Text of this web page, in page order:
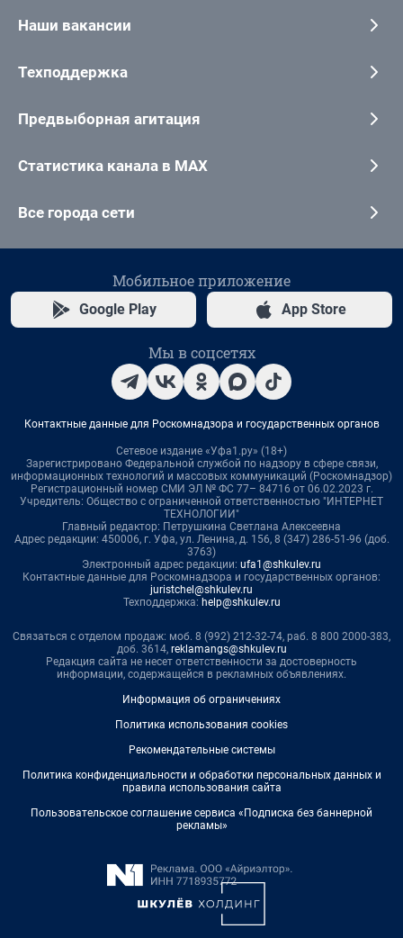
Наши вакансии
Техподдержка
Предвыборная агитация
Статистика канала в MAX
Все города сети
Мобильное приложение
Google Play App Store
Мы в соцсетях
Контактные данные для Роскомнадзора и государственных органов
Сетевое издание «Уфа1.ру» (18+)
Зарегистрировано Федеральной службой по надзору в сфере связи,
информационных технологий и массовых коммуникаций (Роскомнадзор)
Регистрационный номер СМИ ЭЛ № ФС 77– 84716 от 06.02.2023 г.
Учредитель: Общество с ограниченной ответственностью "ИНТЕРНЕТ
ТЕХНОЛОГИИ"
Главный редактор: Петрушкина Светлана Алексеевна
Адрес редакции: 450006, г. Уфа, ул. Ленина, д. 156, 8 (347) 286-51-96 (доб.
3763)
Электронный адрес редакции: ufa1@shkulev.ru
Контактные данные для Роскомнадзора и государственных органов:
juristchel@shkulev.ru
Техподдержка: help@shkulev.ru
Связаться с отделом продаж: моб. 8 (992) 212-32-74, раб. 8 800 2000-383,
доб. 3614, reklamangs@shkulev.ru
Редакция сайта не несет ответственности за достоверность
информации, содержащейся в рекламных объявлениях.
Информация об ограничениях
Политика использования cookies
Рекомендательные системы
Политика конфиденциальности и обработки персональных данных и
правила использования сайта
Пользовательское соглашение сервиса «Подписка без баннерной
рекламы»